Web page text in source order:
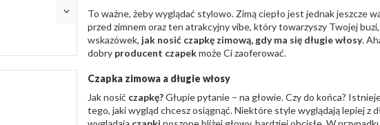
To ważne, żeby wyglądać stylowo. Zimą ciepło jest jednak jeszcze
przed zimnem oraz ten atrakcyjny vibe, który towarzyszy Twojej
wskazówek, jak nosić czapkę zimową, gdy ma się długie włosy.
dobry producent czapekmoże Ci zaoferować.
Czapka zimowa a długie włosy
Jak nosić czapkę?Głupie pytanie – na głowie. Czy do końca?
tego, jaki wygląd chcesz osiągnąć. Niektóre style wyglądają lepiej z